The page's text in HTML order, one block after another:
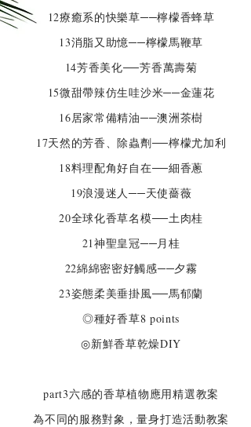
12療癒系的快樂草──檸檬香蜂草
13消脂又助憶──檸檬馬鞭草
14芳香美化──芳香萬壽菊
15微甜帶辣仿生哇沙米──金蓮花
16居家常備精油──澳洲茶樹
17天然的芳香、除蟲劑──檸檬尤加利
18料理配角好自在──細香蔥
19浪漫迷人──天使薔薇
20全球化香草名模──土肉桂
21神聖皇冠──月桂
22綿綿密密好觸感──夕霧
23姿態柔美垂掛風──馬郁蘭
◎種好香草8 points
◎新鮮香草乾燥DIY
part3六感的香草植物應用精選教案
為不同的服務對象，量身打造活動教案